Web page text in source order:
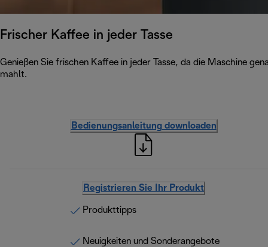
Frischer Kaffee in jeder Tasse
Genießen Sie frischen Kaffee in jeder Tasse, da die Maschine
mahlt.
Bedienungsanleitung downloaden
Registrieren Sie Ihr Produkt
Produkttipps
Neuigkeiten und Sonderangebote